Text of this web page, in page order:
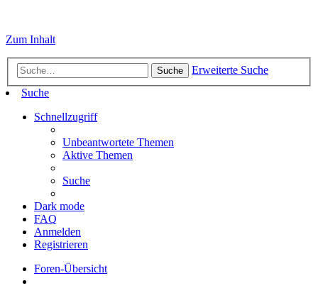
Zum Inhalt
Suche
Erweiterte Suche
Suche
Schnellzugriff
Unbeantwortete Themen
Aktive Themen
Suche
Dark mode
FAQ
Anmelden
Registrieren
Foren-Übersicht